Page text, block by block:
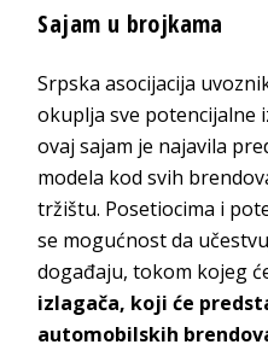
Sajam u brojkama
Srpska asocijacija
okuplja sve potencijalne
ovaj sajam je najavila
modela kod svih
tržištu. Posetiocima i
se mogućnost da
događaju, tokom kojeg
izlagača, koji će
automobilskih